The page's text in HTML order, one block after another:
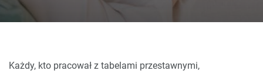
Każdy, kto pracował z tabelami przestawnymi,